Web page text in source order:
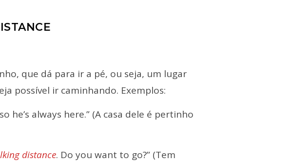
que dá para ir a pé, ou seja, um lugar
possível ir caminhando. Exemplos:
he’s always here.” (A casa dele é pertinho
distance. Do you want to go?” (Tem